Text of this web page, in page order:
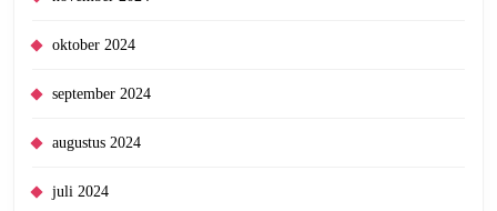
oktober 2024
september 2024
augustus 2024
juli 2024